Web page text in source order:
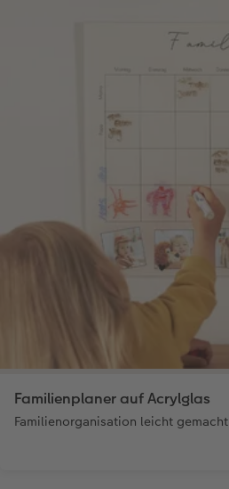
Familienplaner auf Acrylglas
Familienorganisation leicht gemacht